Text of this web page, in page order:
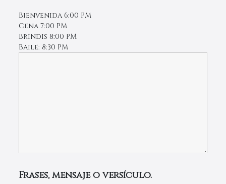
Bienvenida 6:00 PM
Cena 7:00 PM
Brindis 8:00 PM
Baile: 8:30 PM
Frases, mensaje o versículo.